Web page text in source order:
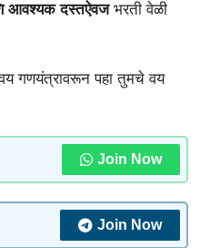
आवश्यक दस्तऐवजभरती वेळी
गणयंत्रावरून पहा तुमचे वय
Join Now
Join Now